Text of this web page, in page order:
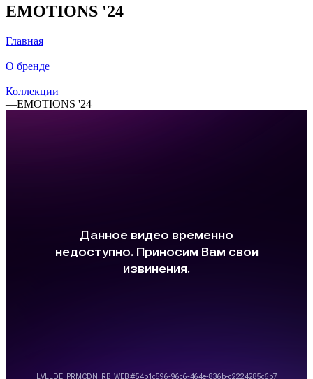
EMOTIONS '24
Главная
—
О бренде
—
Коллекции
—EMOTIONS '24